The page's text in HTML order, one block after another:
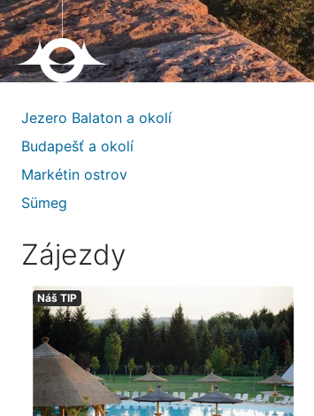
Jezero Balaton a okolí
Budapešť a okolí
Markétin ostrov
Sümeg
Zájezdy
Náš TIP